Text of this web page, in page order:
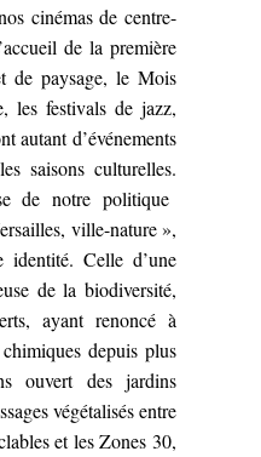
cinémas de centre-
de la première
de paysage, le Mois
les festivals de jazz,
autant d’événements
saisons culturelles.
de notre politique
ville-nature »,
identité. Celle d’une
de la biodiversité,
ayant renoncé à
depuis plus
ouvert des jardins
végétalisés entre
et les Zones 30,